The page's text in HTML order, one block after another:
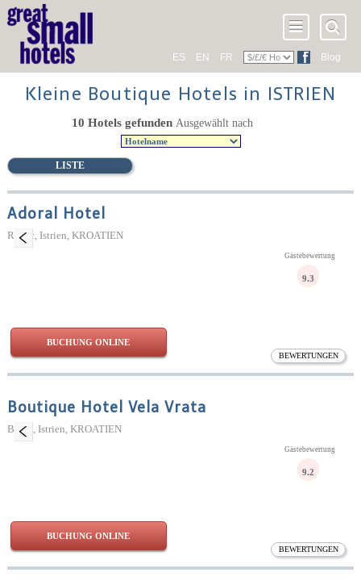
ES EN FR Blog
Kleine Boutique Hotels in ISTRIEN
LISTE
10 Hotels gefunden Ausgewählt nach
Adoral Hotel
Rabac, Istrien, KROATIEN
BEWERTUNGEN
Gästebewertung
9.3
BUCHUNG ONLINE
Boutique Hotel Vela Vrata
Buzet, Istrien, KROATIEN
BEWERTUNGEN
Gästebewertung
9.2
BUCHUNG ONLINE